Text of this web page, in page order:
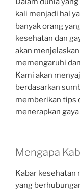
kali menjadi hal
banyak orang
kesehatan dan
akan
memengaruhi
Kami akan
berdasarkan
memberikan tips
menerapkan
Mengapa
Kabar kesehatan
yang